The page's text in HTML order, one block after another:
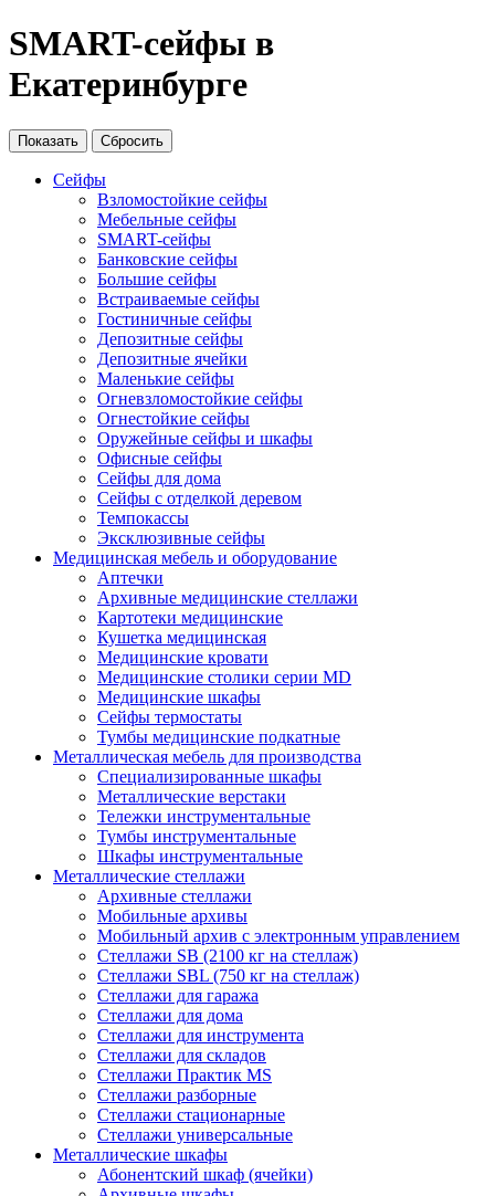
SMART-сейфы в
Екатеринбурге
Сейфы
Взломостойкие сейфы
Мебельные сейфы
SMART-сейфы
Банковские сейфы
Большие сейфы
Встраиваемые сейфы
Гостиничные сейфы
Депозитные сейфы
Депозитные ячейки
Маленькие сейфы
Огневзломостойкие сейфы
Огнестойкие сейфы
Оружейные сейфы и шкафы
Офисные сейфы
Сейфы для дома
Сейфы с отделкой деревом
Темпокассы
Эксклюзивные сейфы
Медицинская мебель и оборудование
Аптечки
Архивные медицинские стеллажи
Картотеки медицинские
Кушетка медицинская
Медицинские кровати
Медицинские столики серии MD
Медицинские шкафы
Сейфы термостаты
Тумбы медицинские подкатные
Металлическая мебель для производства
Cпециализированные шкафы
Металлические верстаки
Тележки инструментальные
Тумбы инструментальные
Шкафы инструментальные
Металлические стеллажи
Архивные стеллажи
Мобильные архивы
Мобильный архив с электронным управлением
Стеллажи SB (2100 кг на стеллаж)
Стеллажи SBL (750 кг на стеллаж)
Стеллажи для гаража
Стеллажи для дома
Стеллажи для инструмента
Стеллажи для складов
Стеллажи Практик MS
Стеллажи разборные
Стеллажи стационарные
Стеллажи универсальные
Металлические шкафы
Абонентский шкаф (ячейки)